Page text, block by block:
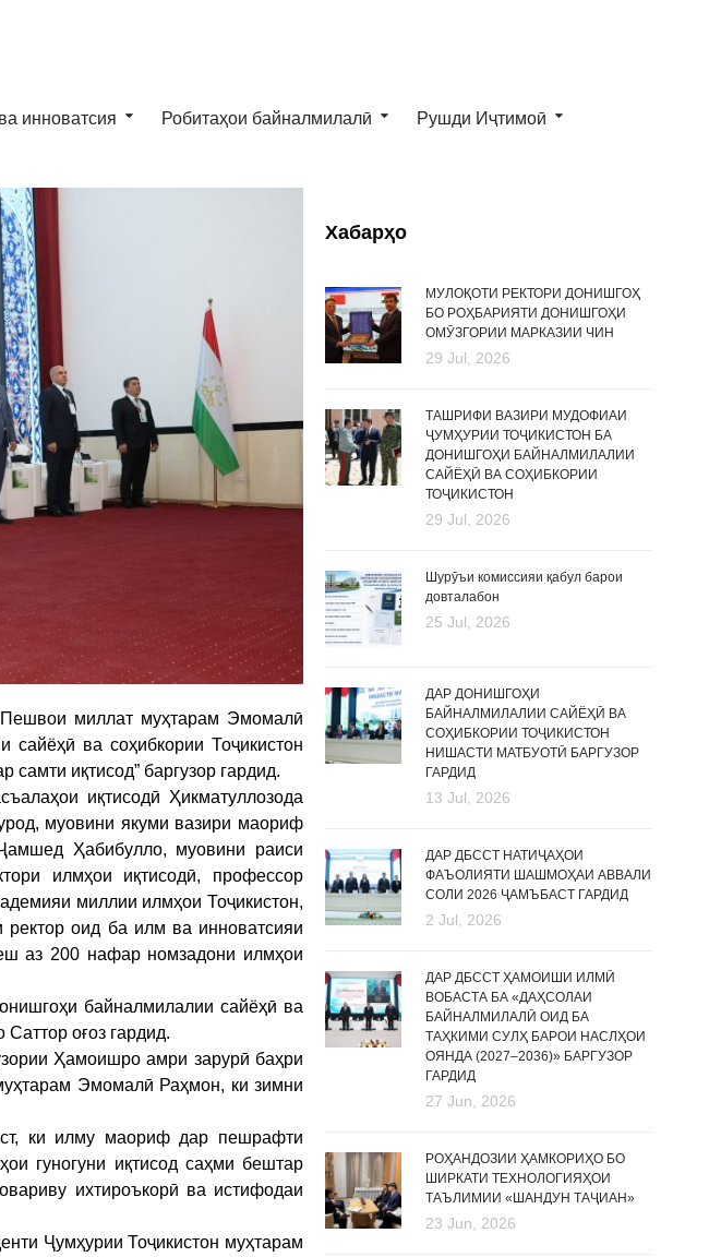
инноватсия Робитаҳои байналмилалӣ Рушди Иҷтимоӣ
миллат муҳтарам Эмомалӣ
ва соҳибкории Тоҷикистон
иқтисод” баргузор гардид.
иқтисодӣ Ҳикматуллозода
муовини якуми вазири маориф
Ҳабибулло, муовини раиси
илмҳои иқтисодӣ, профессор
миллии илмҳои Тоҷикистон,
оид ба илм ва инноватсияи
аз 200 нафар номзадони илмҳои
байналмилалии сайёҳӣ ва
оғоз гардид.
Ҳамоишро амри зарурӣ баҳри
Эмомалӣ Раҳмон, ки зимни
ки илму маориф дар пешрафти
гуногуни иқтисод саҳми бештар
ихтироъкорӣ ва истифодаи
Ҷумҳурии Тоҷикистон муҳтарам
Хабарҳо
МУЛОҚОТИ РЕКТОРИ ДОНИШГОҲ
БО РОҲБАРИЯТИ ДОНИШГОҲИ
ОМӮЗГОРИИ МАРКАЗИИ ЧИН
29 Jul, 2026
ТАШРИФИ ВАЗИРИ МУДОФИАИ
ҶУМҲУРИИ ТОҶИКИСТОН БА
ДОНИШГОҲИ БАЙНАЛМИЛАЛИИ
САЙЁҲӢ ВА СОҲИБКОРИИ
ТОҶИКИСТОН
29 Jul, 2026
Шурӯъи комиссияи қабул барои
довталабон
25 Jul, 2026
ДАР ДОНИШГОҲИ
БАЙНАЛМИЛАЛИИ САЙЁҲӢ ВА
СОҲИБКОРИИ ТОҶИКИСТОН
НИШАСТИ МАТБУОТӢ БАРГУЗОР
ГАРДИД
13 Jul, 2026
ДАР ДБССТ НАТИҶАҲОИ
ФАЪОЛИЯТИ ШАШМОҲАИ АВВАЛИ
СОЛИ 2026 ҶАМЪБАСТ ГАРДИД
2 Jul, 2026
ДАР ДБССТ ҲАМОИШИ ИЛМӢ
ВОБАСТА БА «ДАҲСОЛАИ
БАЙНАЛМИЛАЛӢ ОИД БА
ТАҲКИМИ СУЛҲ БАРОИ НАСЛҲОИ
ОЯНДА (2027–2036)» БАРГУЗОР
ГАРДИД
27 Jun, 2026
РОҲАНДОЗИИ ҲАМКОРИҲО БО
ШИРКАТИ ТЕХНОЛОГИЯҲОИ
ТАЪЛИМИИ «ШАНДУН ТАҶИАН»
23 Jun, 2026